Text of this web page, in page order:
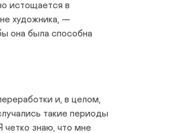
истощается в
художника, —
она была способна
и, в целом,
такие периоды
четко знаю, что мне